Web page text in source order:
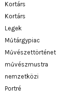
Kortárs
Kortárs
Legek
Műtárgypiac
Művészettörténet
művészmustra
nemzetközi
Portré